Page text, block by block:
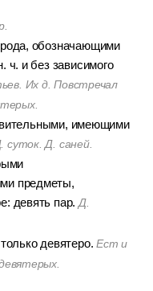
обозначающими
и без зависимого
Их д. Повстречал
имеющими
суток. Д. саней.
предметы,
девять пар. Д.
девятеро.Ест и